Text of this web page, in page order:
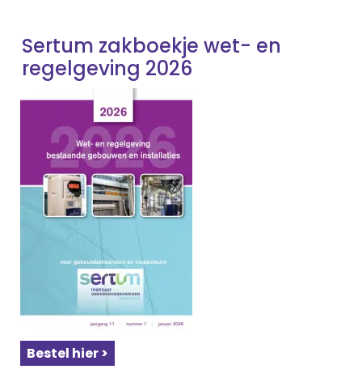
Sertum zakboekje wet- en
regelgeving 2026
Bestel hier >